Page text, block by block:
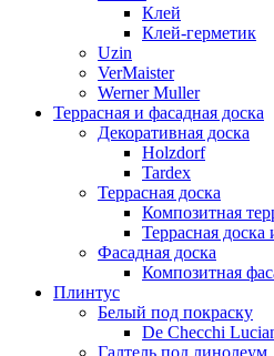
Клей
Клей-герметик
Uzin
VerMaister
Werner Muller
Террасная и фасадная доска
Декоративная доска
Holzdorf
Tardex
Террасная доска
Композитная
Террасная доска
Фасадная доска
Композитная
Плинтус
Белый под покраску
De Checchi
Галтель под линолеум